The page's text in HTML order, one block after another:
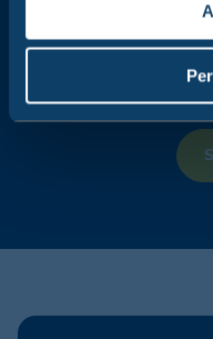
Se sei in cerca di
del Sole di
Prenota le migliori